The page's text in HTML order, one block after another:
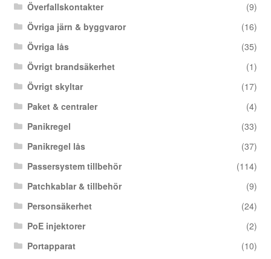
Överfallskontakter
(9)
Övriga järn & byggvaror
(16)
Övriga lås
(35)
Övrigt brandsäkerhet
(1)
Övrigt skyltar
(17)
Paket & centraler
(4)
Panikregel
(33)
Panikregel lås
(37)
Passersystem tillbehör
(114)
Patchkablar & tillbehör
(9)
Personsäkerhet
(24)
PoE injektorer
(2)
Portapparat
(10)